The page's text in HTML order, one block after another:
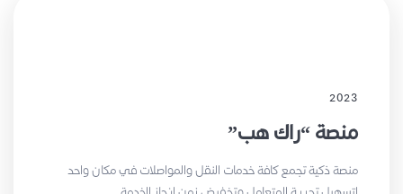
2023
منصة “راك هب”
منصة ذكية تجمع كافة خدمات النقل والمواصلات في مكان واحد